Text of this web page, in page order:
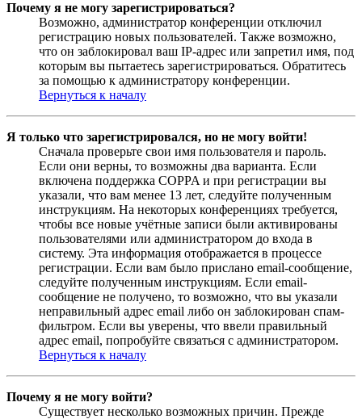
Почему я не могу зарегистрироваться?
Возможно, администратор конференции отключил
регистрацию новых пользователей. Также возможно,
что он заблокировал ваш IP-адрес или запретил имя, под
которым вы пытаетесь зарегистрироваться. Обратитесь
за помощью к администратору конференции.
Вернуться к началу
Я только что зарегистрировался, но не могу войти!
Сначала проверьте свои имя пользователя и пароль.
Если они верны, то возможны два варианта. Если
включена поддержка COPPA и при регистрации вы
указали, что вам менее 13 лет, следуйте полученным
инструкциям. На некоторых конференциях требуется,
чтобы все новые учётные записи были активированы
пользователями или администратором до входа в
систему. Эта информация отображается в процессе
регистрации. Если вам было прислано email-сообщение,
следуйте полученным инструкциям. Если email-
сообщение не получено, то возможно, что вы указали
неправильный адрес email либо он заблокирован спам-
фильтром. Если вы уверены, что ввели правильный
адрес email, попробуйте связаться с администратором.
Вернуться к началу
Почему я не могу войти?
Существует несколько возможных причин. Прежде